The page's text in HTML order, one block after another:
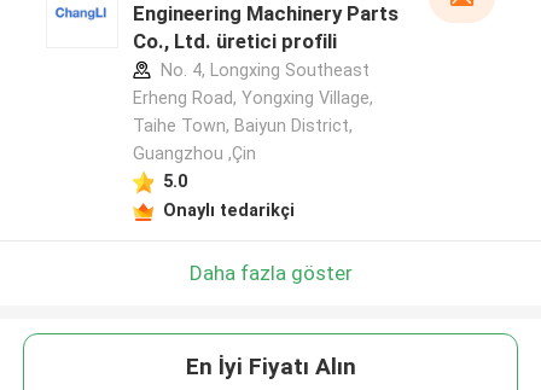
Engineering Machinery Parts
Co., Ltd. üretici profili
No. 4, Longxing Southeast
Erheng Road, Yongxing Village,
Taihe Town, Baiyun District,
Guangzhou ,Çin
5.0
Onaylı tedarikçi
Daha fazla göster
En İyi Fiyatı Alın